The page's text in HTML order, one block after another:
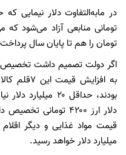
تومان را هم تا پایان سال
به افزایش
میلیارد دلار خواهد رسید.